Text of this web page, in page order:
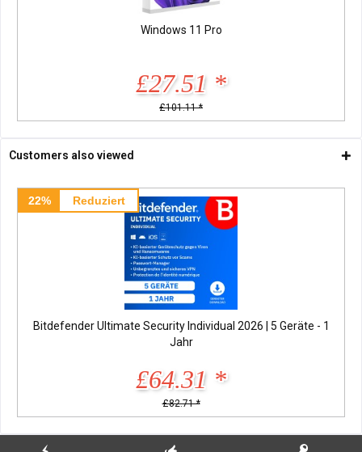
Windows 11 Pro
£27.51 *
£101.11 *
Customers also viewed
22% Reduziert
Bitdefender Ultimate Security Individual 2026 | 5 Geräte - 1
Jahr
£64.31 *
£82.71 *